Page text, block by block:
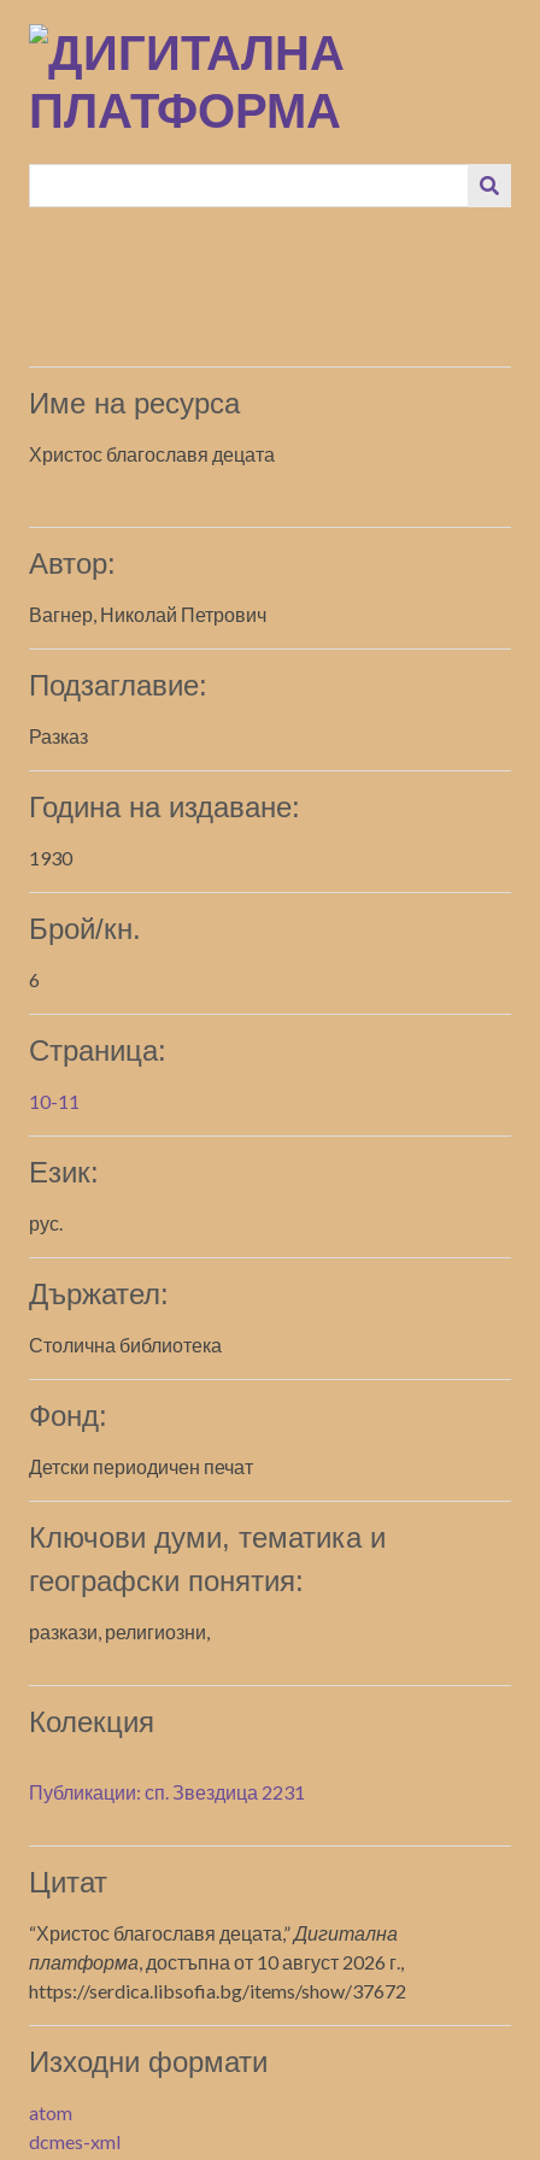
към
основното
съдържание
Име на ресурса
Христос благославя децата
Автор:
Вагнер, Николай Петрович
Подзаглавие:
Разказ
Година на издаване:
1930
Брой/кн.
6
Страница:
10-11
Език:
рус.
Държател:
Столична библиотека
Фонд:
Детски периодичен печат
Ключови думи, тематика и
географски понятия:
разкази, религиозни,
Колекция
Публикации: сп. Звездица 2231
Цитат
“Христос благославя децата,”Дигитална
платформа, достъпна от 10 август 2026 г.,
https://serdica.libsofia.bg/items/show/37672
Изходни формати
atom
dcmes-xml